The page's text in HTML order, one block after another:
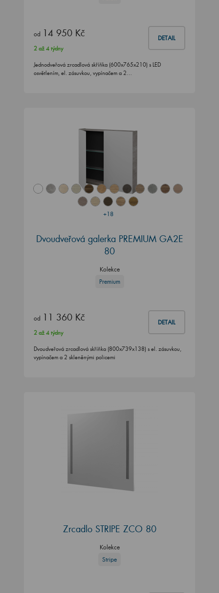
od 14 950 Kč DETAIL
2 až 4 týdny
Jednodveřová zrcadlová skříňka (600x765x210) s LED
osvětlením, el. zásuvkou, vypínačem a 2…
+18
Dvoudveřová galerka PREMIUM GA2E
80
Kolekce
Premium
od 11 360 Kč DETAIL
2 až 4 týdny
Dvoudveřová zrcadlová skříňka (800x739x138) s el. zásuvkou,
vypínačem a 2 skleněnými policemi
Zrcadlo STRIPE ZCO 80
Kolekce
Stripe